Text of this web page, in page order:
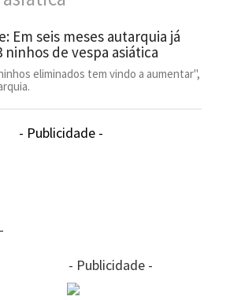
Em seis meses autarquia já
ninhos de vespa asiática
eliminados tem vindo a aumentar",
- Publicidade -
- Publicidade -